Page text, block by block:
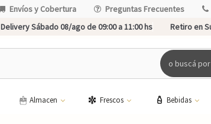
Envíos y Cobertura Preguntas Frecuentes
Delivery Sábado 08/ago de 09:00 a 11:00 hs Retiro en
o buscá
Almacen Frescos Bebidas